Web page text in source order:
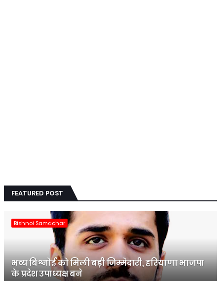
FEATURED POST
Bishnoi Samachar
भव्य बिश्नोई को मिली बड़ी जिम्मेदारी, हरियाणा भाजपा
के प्रदेश उपाध्यक्ष बने